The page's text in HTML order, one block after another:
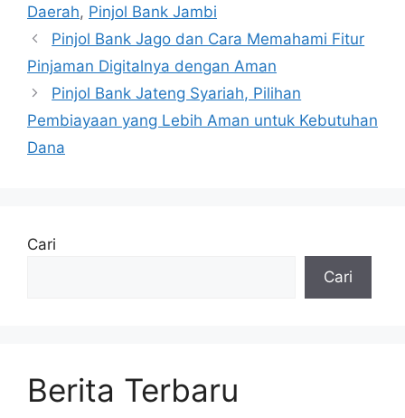
Daerah, Pinjol Bank Jambi
Pinjol Bank Jago dan Cara Memahami Fitur
Pinjaman Digitalnya dengan Aman
Pinjol Bank Jateng Syariah, Pilihan
Pembiayaan yang Lebih Aman untuk Kebutuhan
Dana
Cari
Cari
Berita Terbaru